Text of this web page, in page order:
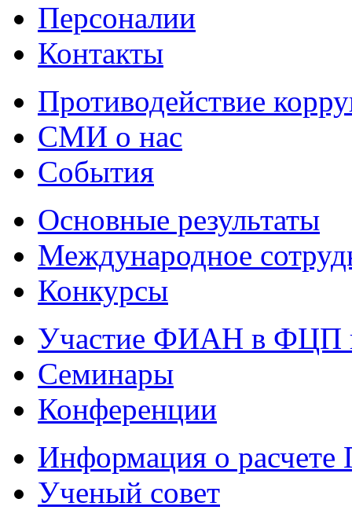
Персоналии
Контакты
Противодействие
СМИ о нас
События
Основные результаты
Международное
Конкурсы
Участие ФИАН в ФЦП
Семинары
Конференции
Информация о
Ученый совет